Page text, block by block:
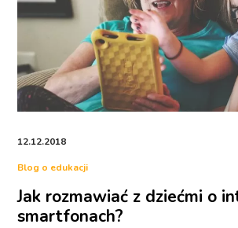
12.12.2018
Blog o edukacji
Jak rozmawiać z dziećmi o
smartfonach?